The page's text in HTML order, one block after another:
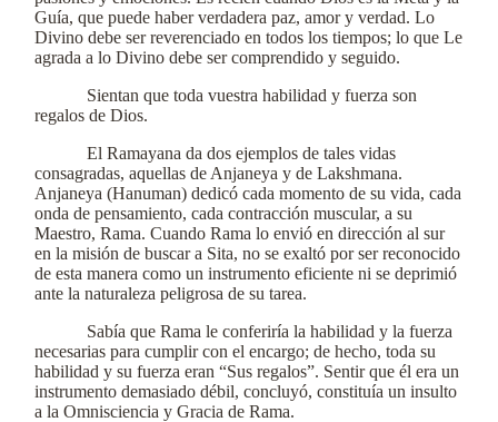
Guía, que puede haber verdadera paz, amor y verdad. Lo
Divino debe ser reverenciado en todos los tiempos; lo que Le
agrada a lo Divino debe ser comprendido y seguido.
Sientan que toda vuestra habilidad y fuerza son
regalos de Dios.
El Ramayana da dos ejemplos de tales vidas
consagradas, aquellas de Anjaneya y de Lakshmana.
Anjaneya (Hanuman) dedicó cada momento de su vida, cada
onda de pensamiento, cada contracción muscular, a su
Maestro, Rama. Cuando Rama lo envió en dirección al sur
en la misión de buscar a Sita, no se exaltó por ser reconocido
de esta manera como un instrumento eficiente ni se deprimió
ante la naturaleza peligrosa de su tarea.
Sabía que Rama le conferiría la habilidad y la fuerza
necesarias para cumplir con el encargo; de hecho, toda su
habilidad y su fuerza eran “Sus regalos”. Sentir que él era un
instrumento demasiado débil, concluyó, constituía un insulto
a la Omnisciencia y Gracia de Rama.